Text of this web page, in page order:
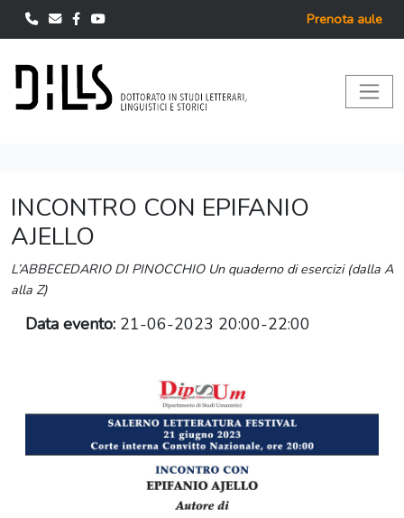
Prenota aule
INCONTRO CON EPIFANIO
AJELLO
L’ABBECEDARIO DI PINOCCHIO Un quaderno di esercizi (dalla A
alla Z)
Data evento: 21-06-2023 20:00-22:00